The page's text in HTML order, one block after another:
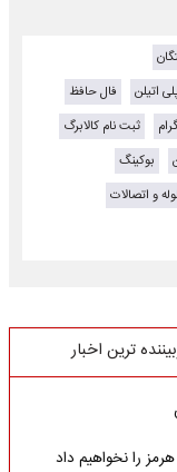
اتیلن
فال حافظ
ثبت نام کالابرگ
بوکینگ
و اتصالات
ترین اخبار
را نخواهیم داد